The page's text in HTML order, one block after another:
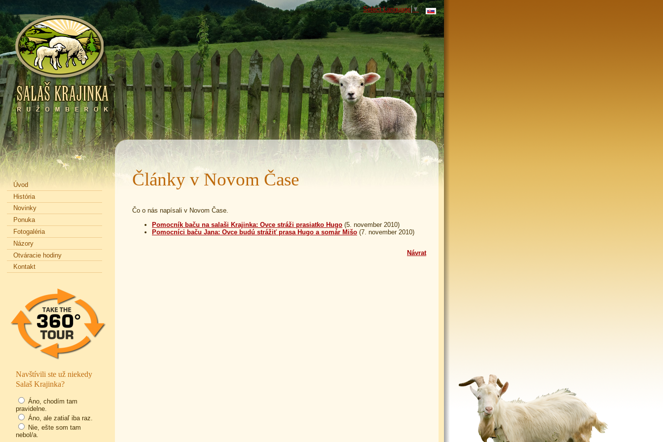
Select Language ▼
Úvod
História
Novinky
Ponuka
Fotogaléria
Názory
Otváracie hodiny
Kontakt
Navštívili ste už niekedy
Salaš Krajinka?
Áno, chodím tam
pravidelne.
Áno, ale zatiaľ iba raz.
Nie, ešte som tam
nebol/a.
Články v Novom Čase
Čo o nás napísali v Novom Čase.
Pomocník baču na salaši Krajinka: Ovce stráži prasiatko Hugo (5. november 2010)
Pomocníci baču Jana: Ovce budú strážiť prasa Hugo a somár Mišo (7. november 2010)
Návrat